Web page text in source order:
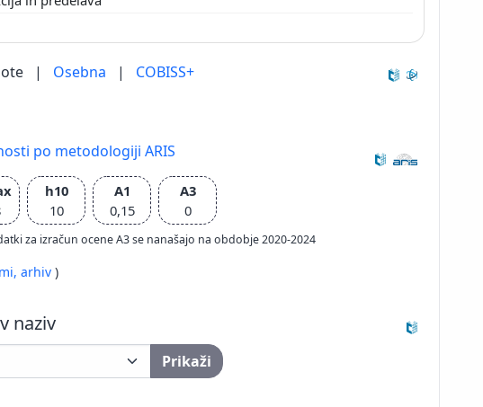
| Osebna | COBISS+
po metodologiji ARIS
h10
10
A1
0,15
A3
0
za izračun ocene A3 se nanašajo na obdobje 2020-2024
arhiv )
naziv
Prikaži